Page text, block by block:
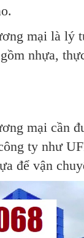
mại là lý
nhựa,
mại cần
ty như
để vận